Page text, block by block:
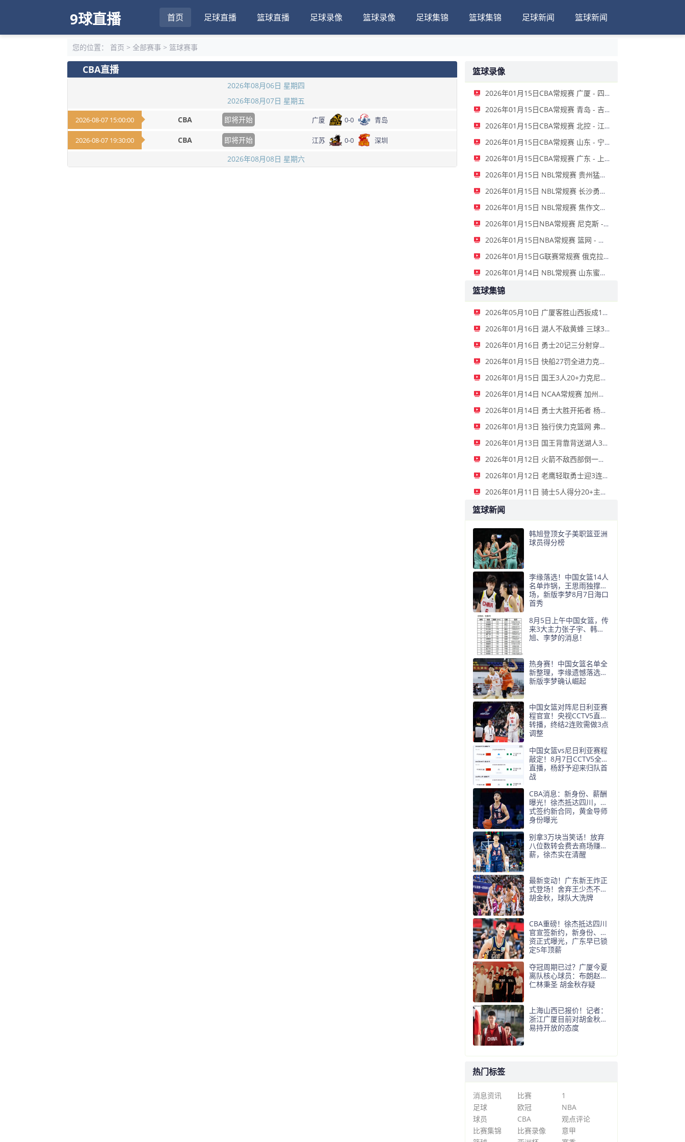
9球直播 首页 足球直播 篮球直播 足球录像 篮球录像 足球集锦 篮球集锦 足球新闻 篮球新闻
您的位置： 首页 > 全部赛事 > 篮球赛事
CBA直播
2026年08月06日 星期四
2026年08月07日 星期五
2026-08-07 15:00:00 CBA 即将开始 广厦 0-0 青岛
2026-08-07 19:30:00 CBA 即将开始 江苏 0-0 深圳
2026年08月08日 星期六
篮球录像
2026年01月15日CBA常规赛 广厦 - 四川 全场录像
2026年01月15日CBA常规赛 青岛 - 吉林 全场录像
2026年01月15日CBA常规赛 北控 - 江苏 全场录像
2026年01月15日CBA常规赛 山东 - 宁波 全场录像
2026年01月15日CBA常规赛 广东 - 上海 全场录像
2026年01月15日 NBL常规赛 贵州猛龙 VS 合肥狂风 全场录像
2026年01月15日 NBL常规赛 长沙勇胜 VS 安徽皖江龙 全场录像
2026年01月15日 NBL常规赛 焦作文旅 VS 香港金牛 全场录像
2026年01月15日NBA常规赛 尼克斯 - 国王 全场录像
2026年01月15日NBA常规赛 篮网 - 鹈鹕 全场录像
2026年01月15日G联赛常规赛 俄克拉荷马城蓝 - 撕裂之城混音 全场录像
2026年01月14日 NBL常规赛 山东蜜獾 VS 上海玄鸟 全场录像
篮球集锦
2026年05月10日 广厦客胜山西扳成1-1 胡金秋17+11 迪亚洛关键上篮不中
2026年01月16日 湖人不敌黄蜂 三球30+11&9记三分 东契奇39分 詹姆斯29+9+6
2026年01月16日 勇士20记三分射穿尼克斯！库里27+7 巴特勒32+8 穆迪三分9中7
2026年01月15日 快船27罚全进力克奇才迎来4连胜 哈登22+5+8 伦纳德33分4断
2026年01月15日 国王3人20+力克尼克斯 德罗赞里程碑 威少11助 布伦森伤退
2026年01月14日 NCAA常规赛 加州圣玛丽大学 82 - 68 旧金山大学 全场集锦
2026年01月14日 勇士大胜开拓者 杨瀚森3分2板 巴特勒16+6+5 库里9中2送11助
2026年01月13日 独行侠力克篮网 弗拉格27+5+5 克莱18分 小波特28+9
2026年01月13日 国王背靠背送湖人3连败 东契奇空砍42+7+8+4断 威少22+5+7
2026年01月12日 火箭不敌西部倒一国王遭遇3连败！申京复出19+9 阿门31+13+6
2026年01月12日 老鹰轻取勇士迎3连胜 约翰逊23+11+6 CJ首秀12分 库里31+5
2026年01月11日 骑士5人得分20+主场复仇森林狼 米切尔28+8 爱德华兹25+5
篮球新闻
韩旭登顶女子美职篮亚洲
球员得分榜
李缘落选！中国女篮14人
名单炸锅，王思雨独撑后
场，新版李梦8月7日海口
首秀
8月5日上午中国女篮，传
来3大主力张子宇、韩
旭、李梦的消息！
热身赛！中国女篮名单全
新整理，李缘遗憾落选，
新版李梦确认崛起
中国女篮对阵尼日利亚赛
程官宣！央视CCTV5直播
转播，终结2连败需做3点
调整
中国女篮vs尼日利亚赛程
敲定！8月7日CCTV5全程
直播，杨舒予迎来归队首
战
CBA消息：新身份、薪酬
曝光！徐杰抵达四川，正
式签约新合同，黄金导师
身份曝光
别拿3万块当笑话！放弃
八位数转会费去商场赚底
薪，徐杰实在清醒
最新变动！广东新王炸正
式登场！舍弃王少杰不追
胡金秋，球队大洗牌
CBA重磅！徐杰抵达四川
官宣签新约，新身份、薪
资正式曝光，广东早已锁
定5年顶薪
夺冠周期已过？广厦今夏
离队核心球员：布朗赵嘉
仁林秉圣 胡金秋存疑
上海山西已报价！记者：
浙江广厦目前对胡金秋交
易持开放的态度
热门标签
消息资讯 比赛
1
足球
欧冠
NBA
球员
CBA
观点评论
比赛集锦
比赛录像
意甲